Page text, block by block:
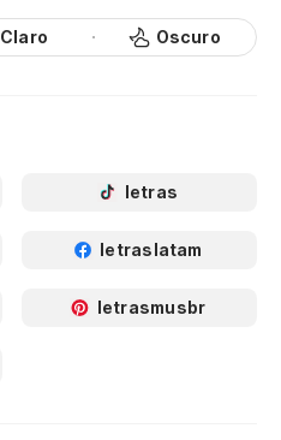
Claro Oscuro
letras
letraslatam
letrasmusbr